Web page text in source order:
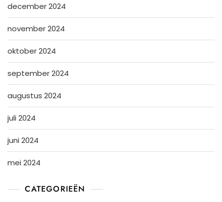
december 2024
november 2024
oktober 2024
september 2024
augustus 2024
juli 2024
juni 2024
mei 2024
CATEGORIEËN